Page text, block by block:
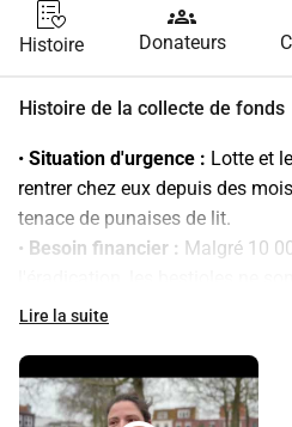
Histoire
groups
Donateurs
Histoire de la collecte de fonds
• Situation d'urgence : Lotte et
rentrer chez eux depuis des
tenace de punaises de lit.
• ​ Besoin financier : Malgré 10
bailleur social ne fait rien.
jusqu'à ce que cela fonctionne !
Lotte, notre bonne amie, est
Lire la suite